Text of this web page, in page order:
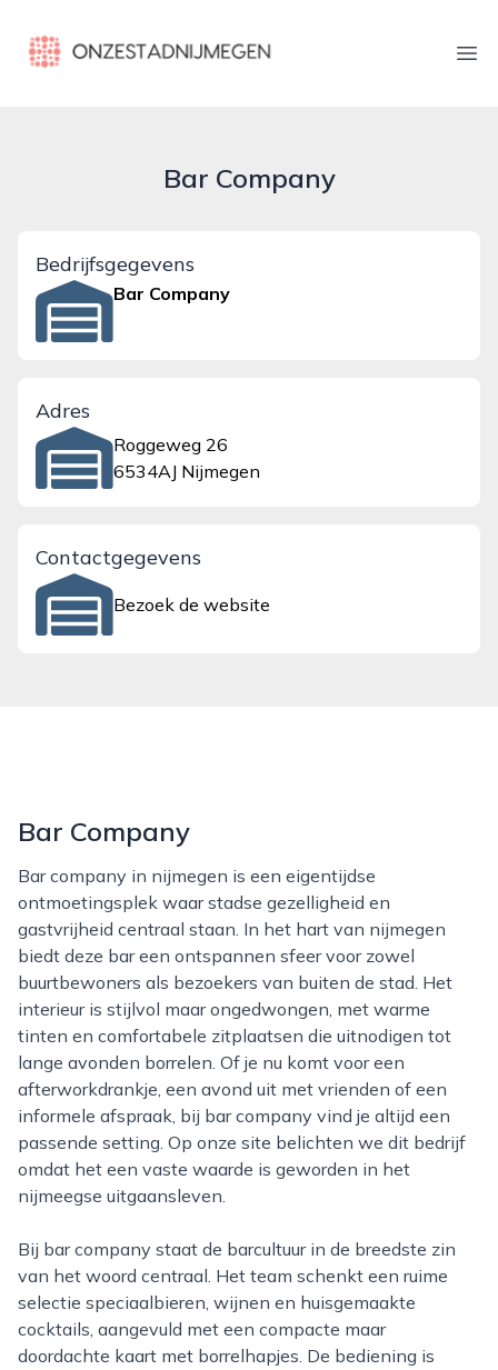
onzestadnijmegen.nl
Bar Company
Bedrijfsgegevens
Bar Company
Adres
Roggeweg 26
6534AJ Nijmegen
Contactgegevens
Bezoek de website
Bar Company
Bar company in nijmegen is een eigentijdse
ontmoetingsplek waar stadse gezelligheid en
gastvrijheid centraal staan. In het hart van nijmegen
biedt deze bar een ontspannen sfeer voor zowel
buurtbewoners als bezoekers van buiten de stad. Het
interieur is stijlvol maar ongedwongen, met warme
tinten en comfortabele zitplaatsen die uitnodigen tot
lange avonden borrelen. Of je nu komt voor een
afterworkdrankje, een avond uit met vrienden of een
informele afspraak, bij bar company vind je altijd een
passende setting. Op onze site belichten we dit bedrijf
omdat het een vaste waarde is geworden in het
nijmeegse uitgaansleven.
Bij bar company staat de barcultuur in de breedste zin
van het woord centraal. Het team schenkt een ruime
selectie speciaalbieren, wijnen en huisgemaakte
cocktails, aangevuld met een compacte maar
doordachte kaart met borrelhapjes. De bediening is